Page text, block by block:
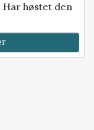
høstet den